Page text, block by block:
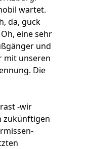
wartet.
da, guck
eine sehr
und
mit unseren
Die
-wir
zukünftigen